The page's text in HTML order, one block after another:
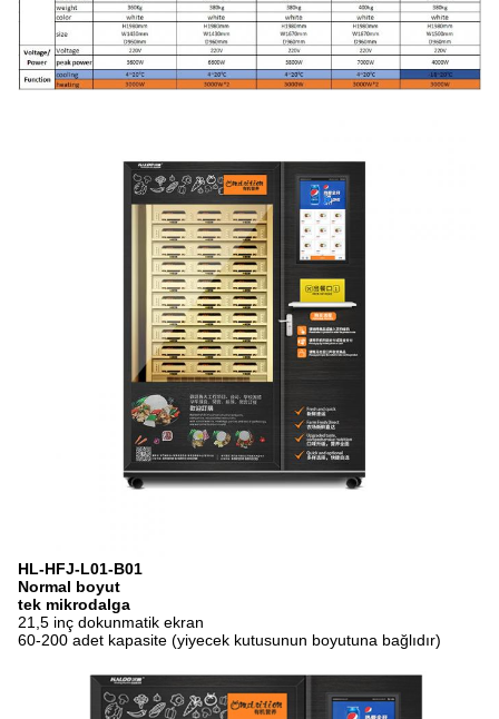
HL-HFJ-L01-B01
Normal boyut
tek mikrodalga
21,5 inç dokunmatik ekran
60-200 adet kapasite (yiyecek kutusunun boyutuna bağlıdır)